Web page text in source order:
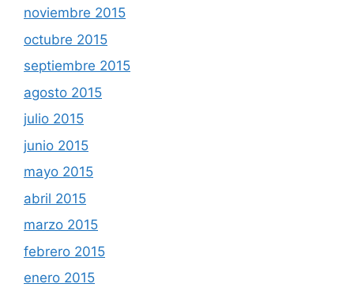
noviembre 2015
octubre 2015
septiembre 2015
agosto 2015
julio 2015
junio 2015
mayo 2015
abril 2015
marzo 2015
febrero 2015
enero 2015